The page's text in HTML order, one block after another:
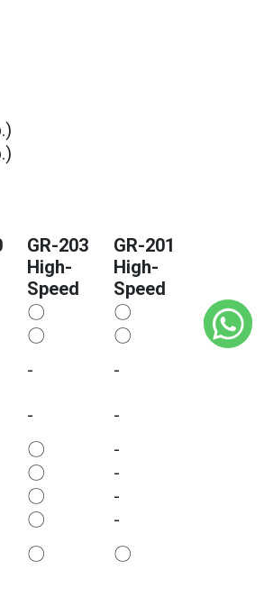
GR-203
High-
Speed
GR-201
High-
Speed
〇
〇
〇
〇
-
-
- -
〇
-
〇
-
〇
-
〇
-
〇
〇